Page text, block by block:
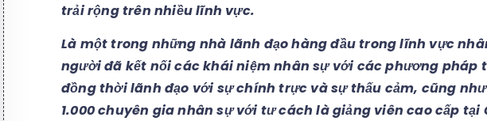
trải rộng trên nhiều lĩnh vực.
Là một trong những nhà lãnh đạo hàng đầu trong lĩnh vực
người đã kết nối các khái niệm nhân sự với các phương pháp
đồng thời lãnh đạo với sự chính trực và sự thấu cảm, cũng
1.000 chuyên gia nhân sự với tư cách là giảng viên cao cấp tại